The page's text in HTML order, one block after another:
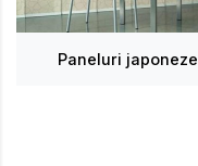
Paneluri japoneze